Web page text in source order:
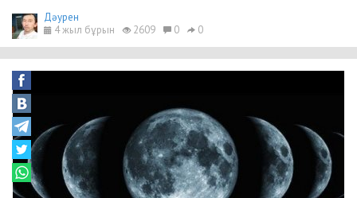
Дәурен
4 жыл бұрын
2609 0 0